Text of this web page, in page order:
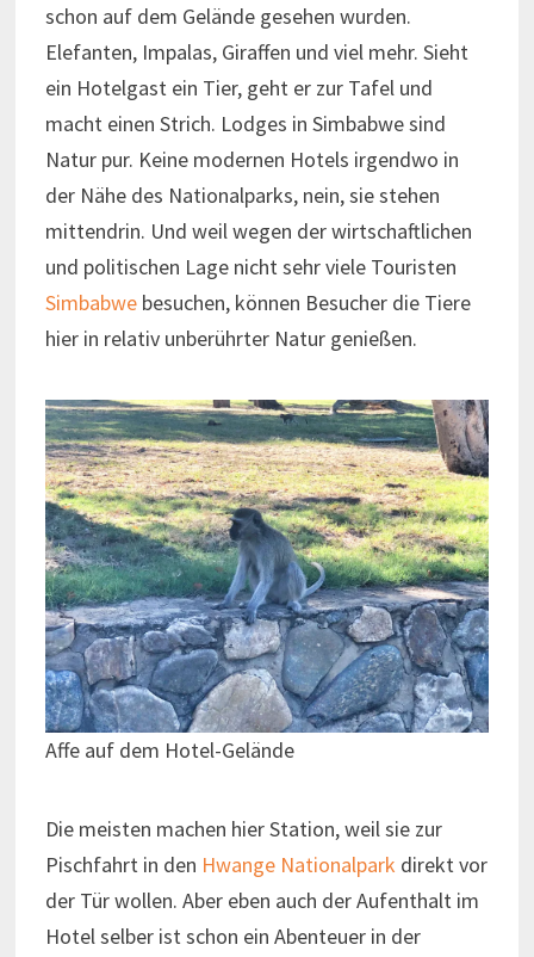
schon auf dem Gelände gesehen wurden.
Elefanten, Impalas, Giraffen und viel mehr. Sieht
ein Hotelgast ein Tier, geht er zur Tafel und
macht einen Strich. Lodges in Simbabwe sind
Natur pur. Keine modernen Hotels irgendwo in
der Nähe des Nationalparks, nein, sie stehen
mittendrin. Und weil wegen der wirtschaftlichen
und politischen Lage nicht sehr viele Touristen
Simbabwebesuchen, können Besucher die Tiere
hier in relativ unberührter Natur genießen.
Affe auf dem Hotel-Gelände
Die meisten machen hier Station, weil sie zur
Pischfahrt in den Hwange Nationalpark direkt vor
der Tür wollen. Aber eben auch der Aufenthalt im
Hotel selber ist schon ein Abenteuer in der